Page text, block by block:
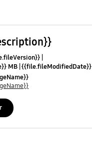
MB {{file.fileModifiedDate}}